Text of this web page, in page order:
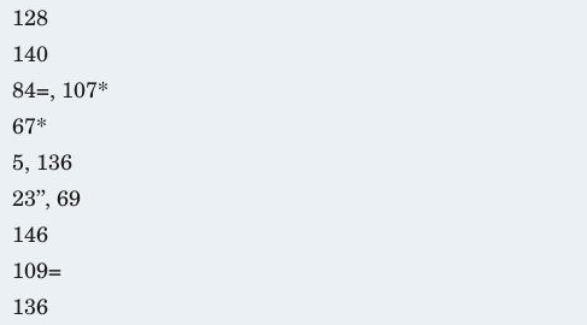
128
140
84=, 107*
67*
5, 136
23’’, 69
146
109=
136